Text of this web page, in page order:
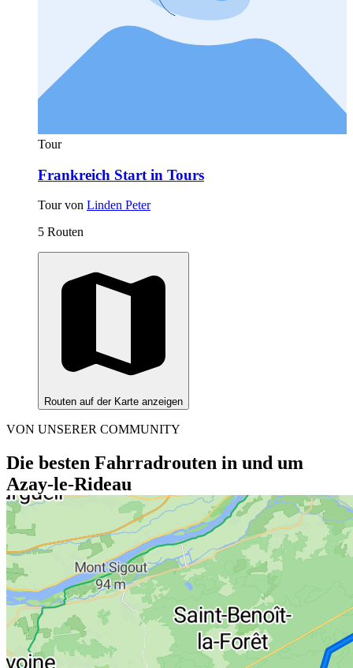
Tour
Frankreich Start in Tours
Tour von Linden Peter
5 Routen
Routen auf der Karte anzeigen
VON UNSERER COMMUNITY
Die besten Fahrradrouten in und um
Azay-le-Rideau